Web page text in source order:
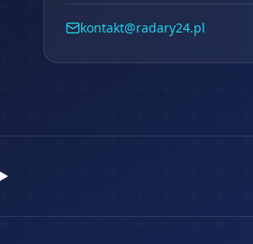
kontakt@radary24.pl